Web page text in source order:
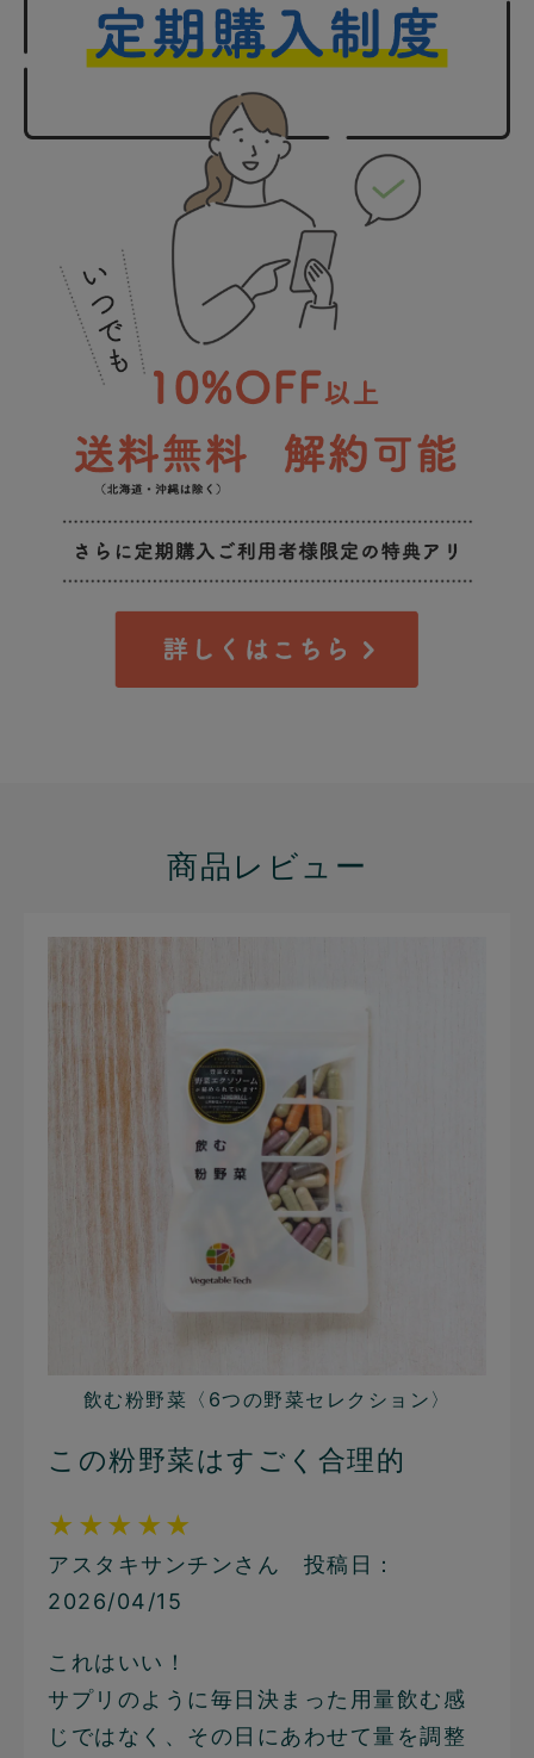
商品レビュー
飲む粉野菜〈6つの野菜セレクション〉
この粉野菜はすごく合理的
★★★★★
アスタキサンチンさん 投稿日：
2026/04/15
これはいい！
サプリのように毎日決まった用量飲む感
じではなく、その日にあわせて量を調整